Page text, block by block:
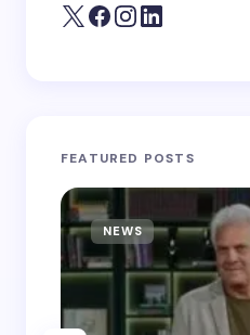
FEATURED POSTS
NEWS